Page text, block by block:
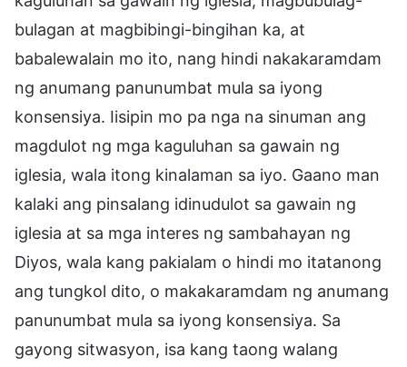
bulagan at magbibingi-bingihan ka, at
babalewalain mo ito, nang hindi nakakaramdam
ng anumang panunumbat mula sa iyong
konsensiya. Iisipin mo pa nga na sinuman ang
magdulot ng mga kaguluhan sa gawain ng
iglesia, wala itong kinalaman sa iyo. Gaano man
kalaki ang pinsalang idinudulot sa gawain ng
iglesia at sa mga interes ng sambahayan ng
Diyos, wala kang pakialam o hindi mo itatanong
ang tungkol dito, o makakaramdam ng anumang
panunumbat mula sa iyong konsensiya. Sa
gayong sitwasyon, isa kang taong walang